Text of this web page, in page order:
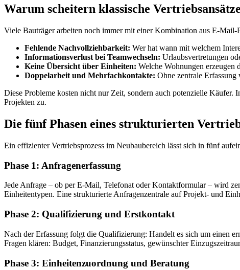
Warum scheitern klassische
Viele Bauträger arbeiten noch immer mit einer Kombination aus E-
Fehlende Nachvollziehbarkeit: Wer hat wann mit welchem
Informationsverlust bei Teamwechseln: Urlaubsvertretungen
Keine Übersicht über Einheiten: Welche Wohnungen erzeugen
Doppelarbeit und Mehrfachkontakte: Ohne zentrale Erfassung
Diese Probleme kosten nicht nur Zeit, sondern auch potenzielle Käufer.
Projekten zu.
Die fünf Phasen eines strukturierten
Ein effizienter Vertriebsprozess im Neubaubereich lässt sich in fünf
Phase 1: Anfragenerfassung
Jede Anfrage – ob per E-Mail, Telefonat oder Kontaktformular – wird
Einheitentypen. Eine strukturierte Anfragenzentrale auf Projekt- und
Phase 2: Qualifizierung und Erstkontakt
Nach der Erfassung folgt die Qualifizierung: Handelt es sich um einen
Fragen klären: Budget, Finanzierungsstatus, gewünschter
Phase 3: Einheitenzuordnung und Beratung